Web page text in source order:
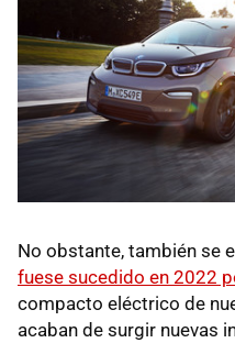
No obstante, también se
fuese sucedido en 2022
compacto eléctrico de
acaban de surgir nuevas